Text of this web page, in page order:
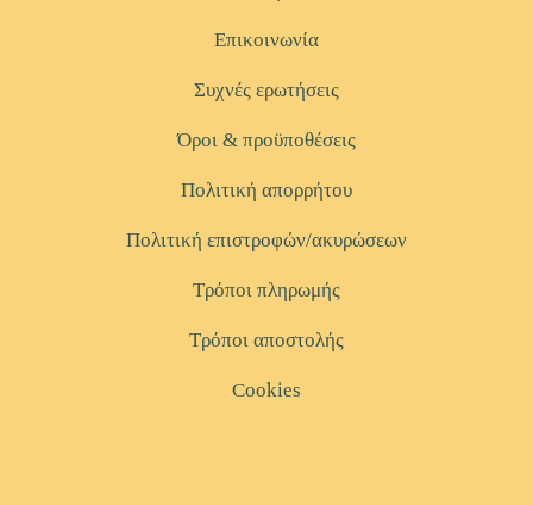
Επικοινωνία
Συχνές ερωτήσεις
Όροι & προϋποθέσεις
Πολιτική απορρήτου
Πολιτική επιστροφών/ακυρώσεων
Τρόποι πληρωμής
Τρόποι αποστολής
Cookies